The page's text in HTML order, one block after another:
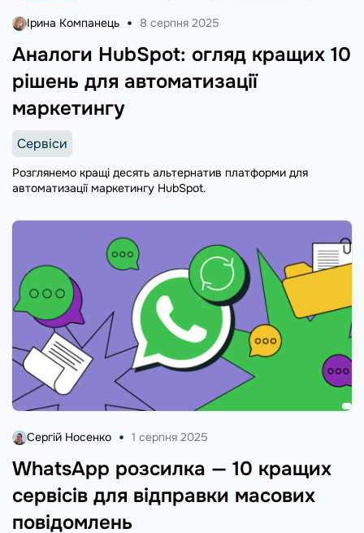
Аналоги HubSpot: огляд кращих 10
рішень для автоматизації
маркетингу
Ірина Компанець 8 серпня 2025
Сервіси
Розглянемо кращі десять альтернатив платформи для
автоматизації маркетингу HubSpot.
WhatsApp розсилка — 10 кращих
сервісів для відправки масових
повідомлень
Сергій Носенко 1 серпня 2025